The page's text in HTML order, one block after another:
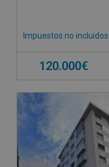
Impuestos no incluidos
120.000€
CESIÓN DE REMATE